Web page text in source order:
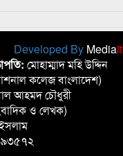
Developed By Mediait
মোহাম্মাদ মহি উদ্দিন
কলেজ বাংলাদেশ)
আহমদ চৌধুরী
ও লেখক)